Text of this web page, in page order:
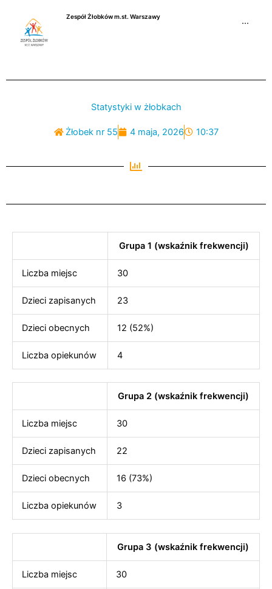
Zespół Żłobków m.st. Warszawy
···
Statystyki w żłobkach
Żłobek nr 55 4 maja, 2026 10:37
Grupa 1 (wskaźnik frekwencji)
Liczba miejsc 30
Dzieci zapisanych 23
Dzieci obecnych 12 (52%)
Liczba opiekunów 4
Grupa 2 (wskaźnik frekwencji)
Liczba miejsc 30
Dzieci zapisanych 22
Dzieci obecnych 16 (73%)
Liczba opiekunów 3
Grupa 3 (wskaźnik frekwencji)
Liczba miejsc 30